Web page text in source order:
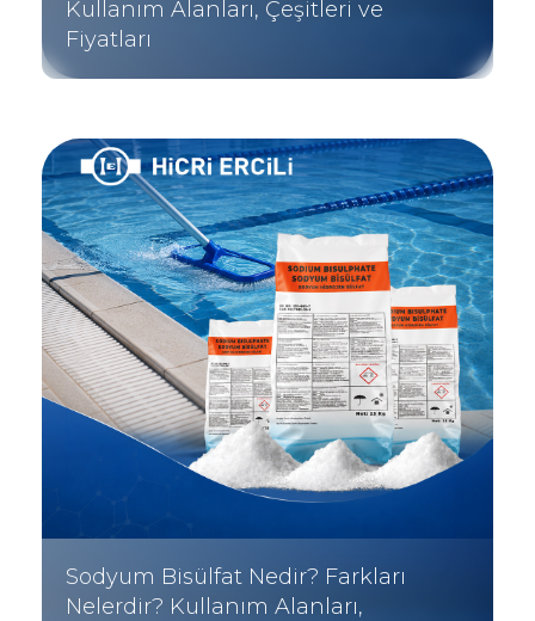
Kullanım Alanları, Çeşitleri ve
Fiyatları
Sodyum Bisülfat Nedir? Farkları
Nelerdir? Kullanım Alanları,